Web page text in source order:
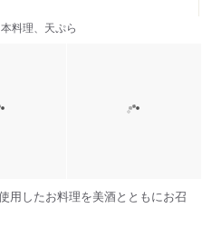
料理、天ぷら
用したお料理を美酒とともにお召